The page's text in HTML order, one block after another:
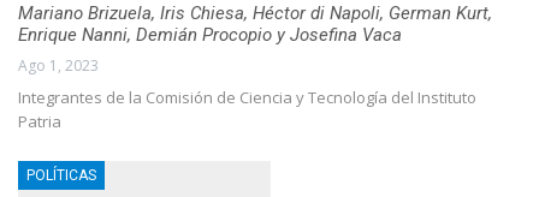
Mariano Brizuela, Iris Chiesa, Héctor di Napoli, German Kurt,
Enrique Nanni, Demián Procopio y Josefina Vaca
Ago 1, 2023
Integrantes de la Comisión de Ciencia y Tecnología del Instituto
Patria
POLÍTICAS